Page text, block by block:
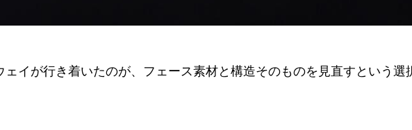
イが行き着いたのが、フェース素材と構造そのものを見直すという選